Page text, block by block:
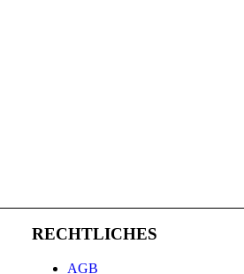
RECHTLICHES
AGB